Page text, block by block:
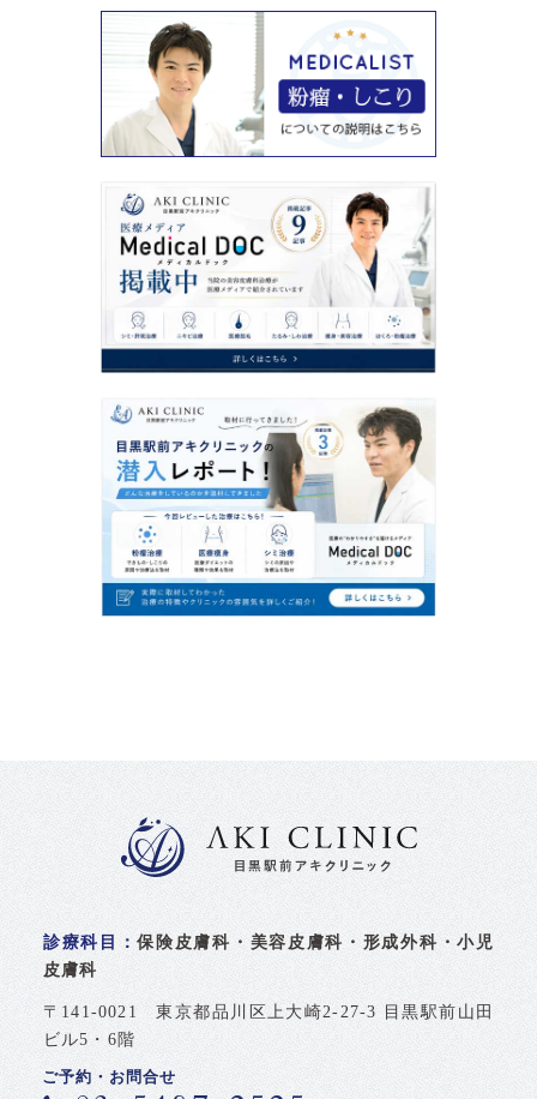
診療科目：保険皮膚科・美容皮膚科・形成外科・小児
皮膚科
〒141-0021 東京都品川区上大崎2-27-3 目黒駅前山田
ビル5・6階
ご予約・お問合せ